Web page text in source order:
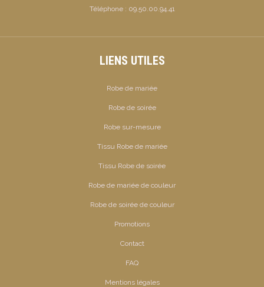
Téléphone : 09.50.00.94.41
LIENS UTILES
Robe de mariée
Robe de soirée
Robe sur-mesure
Tissu Robe de mariée
Tissu Robe de soirée
Robe de mariée de couleur
Robe de soirée de couleur
Promotions
Contact
FAQ
Mentions légales